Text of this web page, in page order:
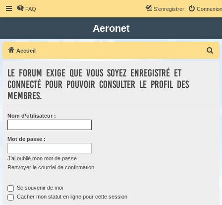
FAQ Connexion
S’enregistrer
Aeronet
Accueil
Le forum exige que vous soyez enregistré et
connecté pour pouvoir consulter le profil des
membres.
Nom d’utilisateur :
Mot de passe :
J’ai oublié mon mot de passe
Renvoyer le courriel de confirmation
Se souvenir de moi
Cacher mon statut en ligne pour cette session